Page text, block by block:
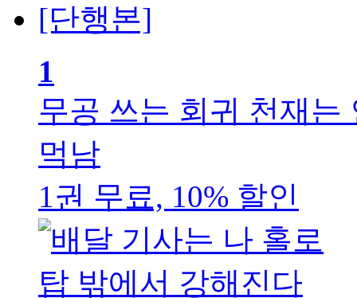
1
무공 쓰는 회귀 천재
먹남
1권 무료, 10% 할인